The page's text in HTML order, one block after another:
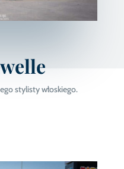
stylisty włoskiego.